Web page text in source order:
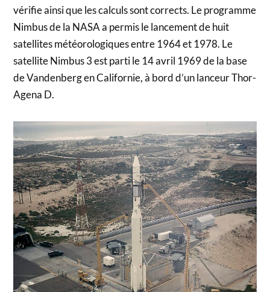
vérifie ainsi que les calculs sont corrects. Le programme
Nimbus de la NASA a permis le lancement de huit
satellites météorologiques entre 1964 et 1978. Le
satellite Nimbus 3 est parti le 14 avril 1969 de la base
de Vandenberg en Californie, à bord d’un lanceur Thor-
Agena D.